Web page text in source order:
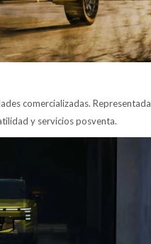
comercializadas. Representada
y servicios posventa.